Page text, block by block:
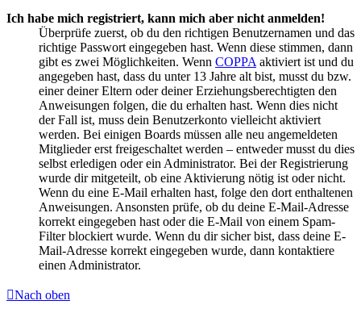
Ich habe mich registriert, kann mich aber nicht anmelden!
Überprüfe zuerst, ob du den richtigen Benutzernamen und das
richtige Passwort eingegeben hast. Wenn diese stimmen, dann
gibt es zwei Möglichkeiten. Wenn COPPA aktiviert ist und du
angegeben hast, dass du unter 13 Jahre alt bist, musst du bzw.
einer deiner Eltern oder deiner Erziehungsberechtigten den
Anweisungen folgen, die du erhalten hast. Wenn dies nicht
der Fall ist, muss dein Benutzerkonto vielleicht aktiviert
werden. Bei einigen Boards müssen alle neu angemeldeten
Mitglieder erst freigeschaltet werden – entweder musst du dies
selbst erledigen oder ein Administrator. Bei der Registrierung
wurde dir mitgeteilt, ob eine Aktivierung nötig ist oder nicht.
Wenn du eine E-Mail erhalten hast, folge den dort enthaltenen
Anweisungen. Ansonsten prüfe, ob du deine E-Mail-Adresse
korrekt eingegeben hast oder die E-Mail von einem Spam-
Filter blockiert wurde. Wenn du dir sicher bist, dass deine E-
Mail-Adresse korrekt eingegeben wurde, dann kontaktiere
einen Administrator.
Nach oben